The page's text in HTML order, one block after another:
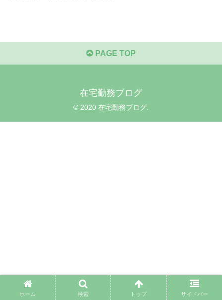
PAGE TOP
在宅勤務ブログ
© 2020 在宅勤務ブログ.
ホーム 検索 トップ サイドバー